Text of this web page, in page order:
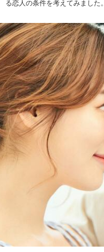
る恋人の条件を考えてみました。